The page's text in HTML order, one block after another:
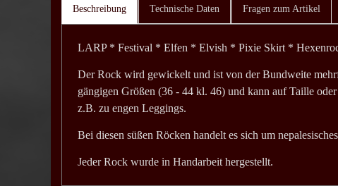
Beschreibung Technische Daten Fragen zum Artikel
LARP * Festival * Elfen * Elvish * Pixie Skirt *
Der Rock wird gewickelt und ist von der Bundweite
gängigen Größen (36 - 44 kl. 46) und kann auf Taille
z.B. zu engen Leggings.
Bei diesen süßen Röcken handelt es sich um
Jeder Rock wurde in Handarbeit hergestellt.